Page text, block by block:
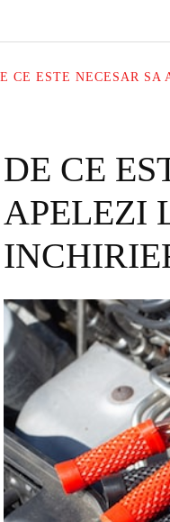
CE ESTE NECESAR
DE CE
APELEZI